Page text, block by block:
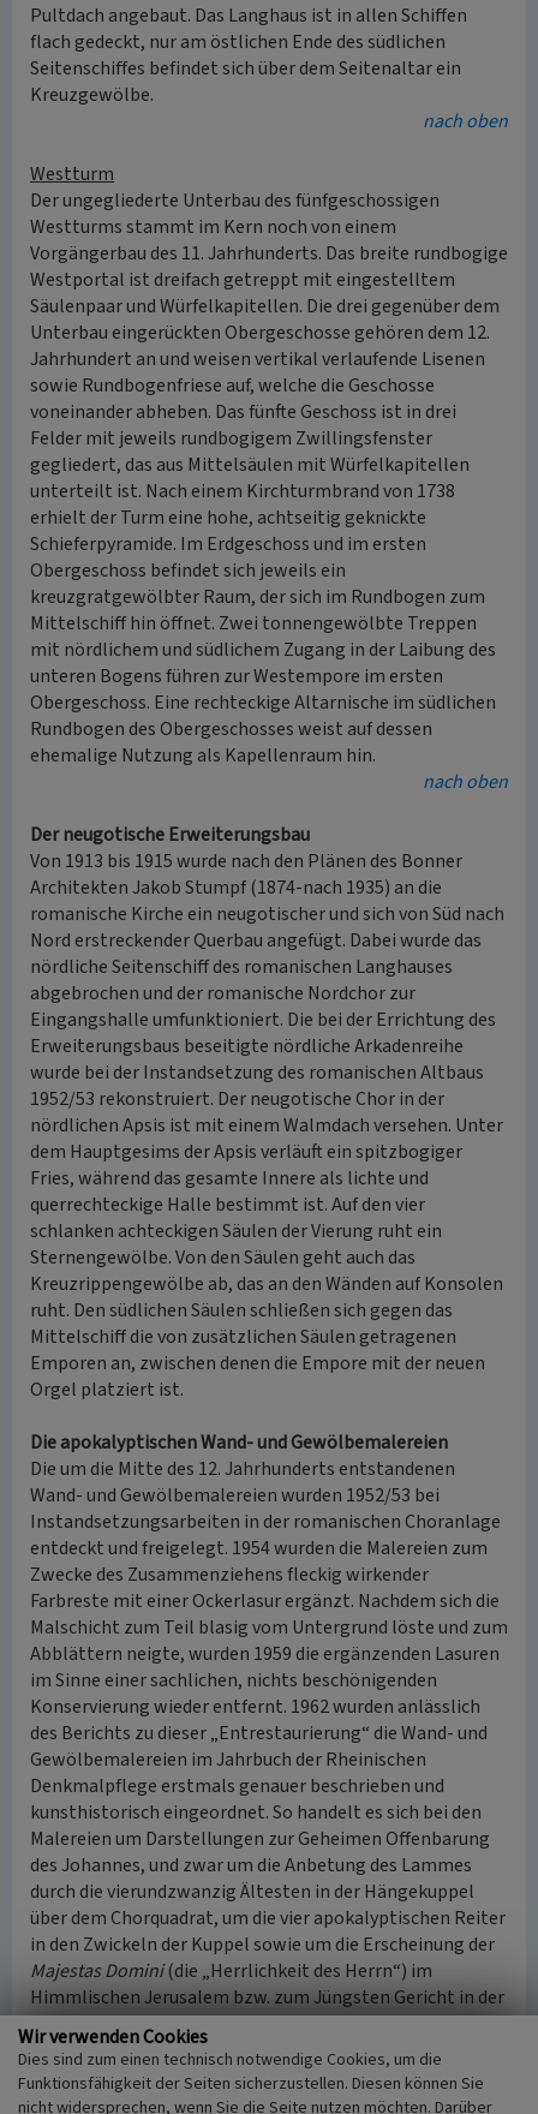
Pultdach angebaut. Das Langhaus ist in allen Schiffen
flach gedeckt, nur am östlichen Ende des südlichen
Seitenschiffes befindet sich über dem Seitenaltar ein
Kreuzgewölbe.
nach oben
Westturm
Der ungegliederte Unterbau des fünfgeschossigen
Westturms stammt im Kern noch von einem
Vorgängerbau des 11. Jahrhunderts. Das breite rundbogige
Westportal ist dreifach getreppt mit eingestelltem
Säulenpaar und Würfelkapitellen. Die drei gegenüber dem
Unterbau eingerückten Obergeschosse gehören dem 12.
Jahrhundert an und weisen vertikal verlaufende Lisenen
sowie Rundbogenfriese auf, welche die Geschosse
voneinander abheben. Das fünfte Geschoss ist in drei
Felder mit jeweils rundbogigem Zwillingsfenster
gegliedert, das aus Mittelsäulen mit Würfelkapitellen
unterteilt ist. Nach einem Kirchturmbrand von 1738
erhielt der Turm eine hohe, achtseitig geknickte
Schieferpyramide. Im Erdgeschoss und im ersten
Obergeschoss befindet sich jeweils ein
kreuzgratgewölbter Raum, der sich im Rundbogen zum
Mittelschiff hin öffnet. Zwei tonnengewölbte Treppen
mit nördlichem und südlichem Zugang in der Laibung des
unteren Bogens führen zur Westempore im ersten
Obergeschoss. Eine rechteckige Altarnische im südlichen
Rundbogen des Obergeschosses weist auf dessen
ehemalige Nutzung als Kapellenraum hin.
nach oben
Der neugotische Erweiterungsbau
Von 1913 bis 1915 wurde nach den Plänen des Bonner
Architekten Jakob Stumpf (1874-nach 1935) an die
romanische Kirche ein neugotischer und sich von Süd nach
Nord erstreckender Querbau angefügt. Dabei wurde das
nördliche Seitenschiff des romanischen Langhauses
abgebrochen und der romanische Nordchor zur
Eingangshalle umfunktioniert. Die bei der Errichtung des
Erweiterungsbaus beseitigte nördliche Arkadenreihe
wurde bei der Instandsetzung des romanischen Altbaus
1952/53 rekonstruiert. Der neugotische Chor in der
nördlichen Apsis ist mit einem Walmdach versehen. Unter
dem Hauptgesims der Apsis verläuft ein spitzbogiger
Fries, während das gesamte Innere als lichte und
querrechteckige Halle bestimmt ist. Auf den vier
schlanken achteckigen Säulen der Vierung ruht ein
Sternengewölbe. Von den Säulen geht auch das
Kreuzrippengewölbe ab, das an den Wänden auf Konsolen
ruht. Den südlichen Säulen schließen sich gegen das
Mittelschiff die von zusätzlichen Säulen getragenen
Emporen an, zwischen denen die Empore mit der neuen
Orgel platziert ist.
Die apokalyptischen Wand- und Gewölbemalereien
Die um die Mitte des 12. Jahrhunderts entstandenen
Wand- und Gewölbemalereien wurden 1952/53 bei
Instandsetzungsarbeiten in der romanischen Choranlage
entdeckt und freigelegt. 1954 wurden die Malereien zum
Zwecke des Zusammenziehens fleckig wirkender
Farbreste mit einer Ockerlasur ergänzt. Nachdem sich die
Malschicht zum Teil blasig vom Untergrund löste und zum
Abblättern neigte, wurden 1959 die ergänzenden Lasuren
im Sinne einer sachlichen, nichts beschönigenden
Konservierung wieder entfernt. 1962 wurden anlässlich
des Berichts zu dieser „Entrestaurierung“ die Wand- und
Gewölbemalereien im Jahrbuch der Rheinischen
Denkmalpflege erstmals genauer beschrieben und
kunsthistorisch eingeordnet. So handelt es sich bei den
Malereien um Darstellungen zur Geheimen Offenbarung
des Johannes, und zwar um die Anbetung des Lammes
durch die vierundzwanzig Ältesten in der Hängekuppel
über dem Chorquadrat, um die vier apokalyptischen Reiter
in den Zwickeln der Kuppel sowie um die Erscheinung der
Majestas Domini(die „Herrlichkeit des Herrn“) im
Himmlischen Jerusalem bzw. zum Jüngsten Gericht in der
südlichen Seitennische. Da die romanische Choranlage
zum Zeitpunkt ihrer Ausmalung wahrscheinlich aus einem
kreuzförmigen Dreikonchenchor bestand, nämlich einem
überkuppelten Zentralraum mit einer nördlich und südlich
Wir verwenden Cookies
Dies sind zum einen technisch notwendige Cookies, um die
Funktionsfähigkeit der Seiten sicherzustellen. Diesen können Sie
nicht widersprechen, wenn Sie die Seite nutzen möchten. Darüber